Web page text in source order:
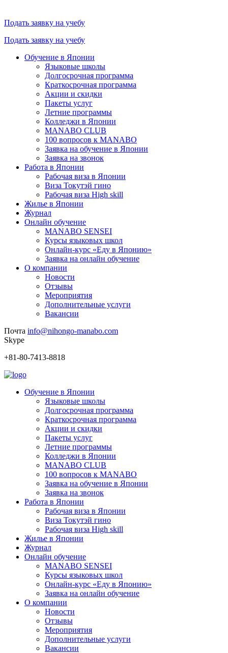
Подать заявку на учебу
Подать заявку на учебу
Обучение в Японии
Языковые школы
Долгосрочная программа
Краткосрочная программа
Акции и скидки
Пакеты услуг
Летние программы
Колледжи в Японии
MANABO CLUB
100 вопросов к MАNABO
Заявка на обучение в Японии
Заявка на звонок
Работа в Японии
Рабочая виза в Японии
Виза Токутэй гино
Рабочая виза High skill
Жилье в Японии
Журнал
Онлайн обучение
MANABO SENSEI
Курсы языковых школ
Онлайн-курс «Еду в Японию»
Заявка на онлайн обучение
О компании
Новости
Отзывы
Мероприятия
Дополнительные услуги
Вакансии
Почта info@nihongo-manabo.com
Skype
+81-80-7413-8818
Обучение в Японии
Языковые школы
Долгосрочная программа
Краткосрочная программа
Акции и скидки
Пакеты услуг
Летние программы
Колледжи в Японии
MANABO CLUB
100 вопросов к MАNABO
Заявка на обучение в Японии
Заявка на звонок
Работа в Японии
Рабочая виза в Японии
Виза Токутэй гино
Рабочая виза High skill
Жилье в Японии
Журнал
Онлайн обучение
MANABO SENSEI
Курсы языковых школ
Онлайн-курс «Еду в Японию»
Заявка на онлайн обучение
О компании
Новости
Отзывы
Мероприятия
Дополнительные услуги
Вакансии